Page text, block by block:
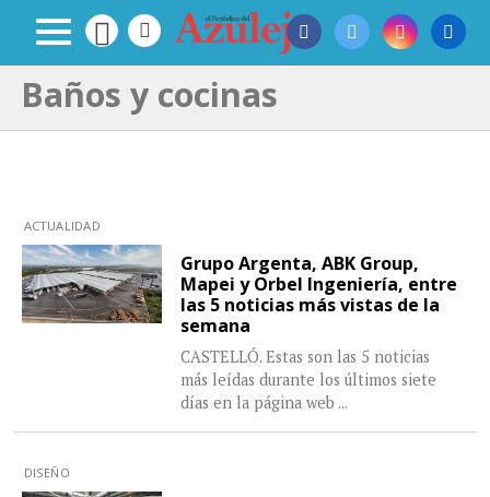
Baños y cocinas
ACTUALIDAD
Grupo Argenta, ABK Group,
Mapei y Orbel Ingeniería, entre
las 5 noticias más vistas de la
semana
CASTELLÓ. Estas son las 5 noticias
más leídas durante los últimos siete
días en la página web ...
DISEÑO